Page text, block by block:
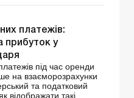
платежів:
прибуток у
під час оренди
на взаєморозрахунки
та податковий
відображати такі